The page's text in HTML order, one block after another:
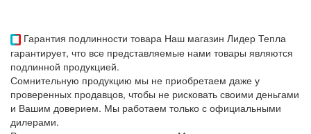
Гарантия подлинности товара Наш магазин Лидер Тепла
гарантирует, что все представляемые нами товары являются
подлинной продукцией.
Сомнительную продукцию мы не приобретаем даже у
проверенных продавцов, чтобы не рисковать своими деньгами
и Вашим доверием. Мы работаем только с официальными
дилерами.